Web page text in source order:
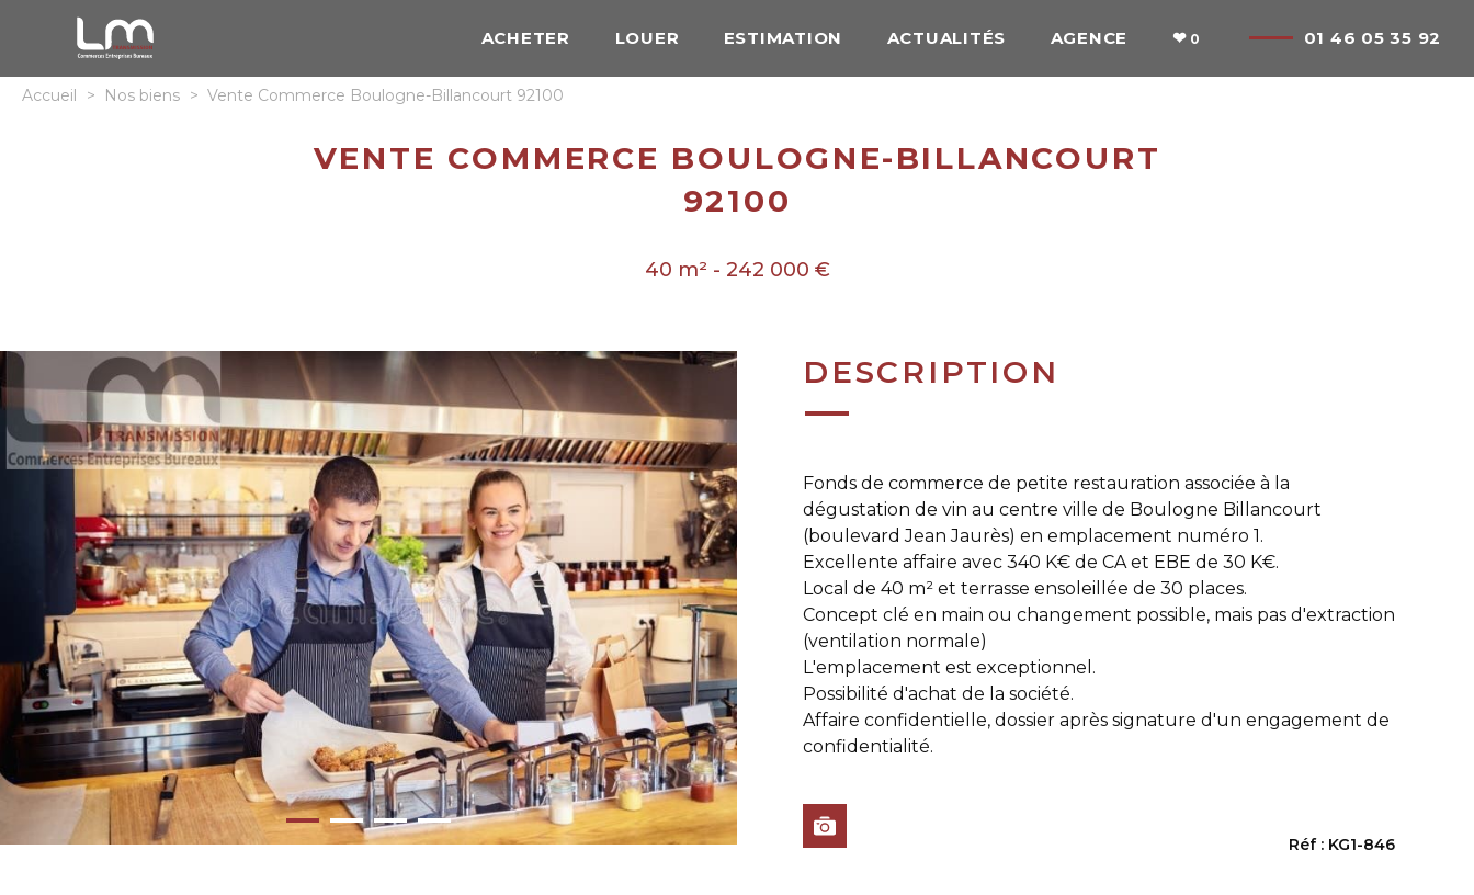
ACHETER LOUER ESTIMATION ACTUALITÉS AGENCE ❤ 01 46 05 35 92
Accueil > Nos biens > Vente Commerce Boulogne-Billancourt 92100
VENTE COMMERCE BOULOGNE-BILLANCOURT
92100
40 m² - 242 000 €
DESCRIPTION
Fonds de commerce de petite restauration associée à la
dégustation de vin au centre ville de Boulogne Billancourt
(boulevard Jean Jaurès) en emplacement numéro 1.
Excellente affaire avec 340 K€ de CA et EBE de 30 K€.
Local de 40 m² et terrasse ensoleillée de 30 places.
Concept clé en main ou changement possible, mais pas d'extraction
(ventilation normale)
L'emplacement est exceptionnel.
Possibilité d'achat de la société.
Affaire confidentielle, dossier après signature d'un engagement de
confidentialité.
Réf : KG1-846